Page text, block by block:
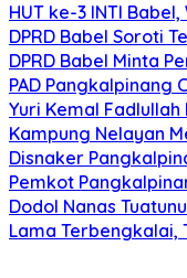
HUT ke-3 INTI
DPRD Babel Soroti
DPRD Babel Minta
PAD Pangkalpinang
Yuri Kemal Fadlullah
Kampung Nelayan
Disnaker
Pemkot
Dodol Nanas
Lama Terbengkalai,